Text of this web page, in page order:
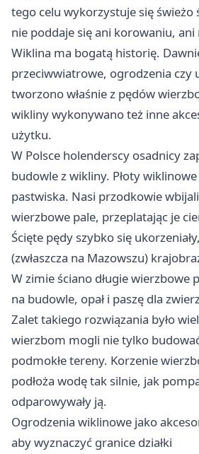
tego celu wykorzystuje się świeżo
nie poddaje się ani korowaniu,
Wiklina ma bogatą historię.
przeciwwiatrowe, ogrodzenia czy
tworzono właśnie z pędów
wikliny wykonywano też inne
użytku.
W Polsce holenderscy osadnicy
budowle z wikliny. Płoty wiklinowe
pastwiska. Nasi przodkowie
wierzbowe pale, przeplatając je
Ścięte pędy szybko się
(zwłaszcza na Mazowszu)
W zimie ściano długie wierzbowe
na budowle, opał i paszę dla
Zalet takiego rozwiązania było
wierzbom mogli nie tylko
podmokłe tereny. Korzenie
podłoża wodę tak silnie, jak
odparowywały ją.
Ogrodzenia wiklinowe jako
aby wyznaczyć granice działki